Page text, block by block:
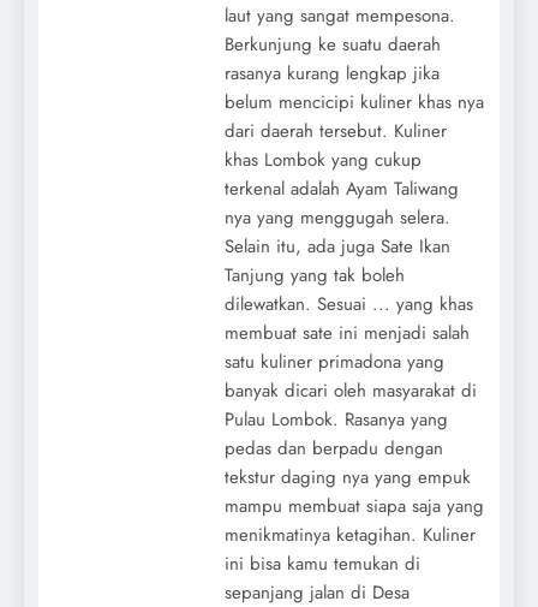
laut yang sangat mempesona.
Berkunjung ke suatu daerah
rasanya kurang lengkap jika
belum mencicipi kuliner khas nya
dari daerah tersebut. Kuliner
khas Lombok yang cukup
terkenal adalah Ayam Taliwang
nya yang menggugah selera.
Selain itu, ada juga Sate Ikan
Tanjung yang tak boleh
dilewatkan. Sesuai ... yang khas
membuat sate ini menjadi salah
satu kuliner primadona yang
banyak dicari oleh masyarakat di
Pulau Lombok. Rasanya yang
pedas dan berpadu dengan
tekstur daging nya yang empuk
mampu membuat siapa saja yang
menikmatinya ketagihan. Kuliner
ini bisa kamu temukan di
sepanjang jalan di Desa